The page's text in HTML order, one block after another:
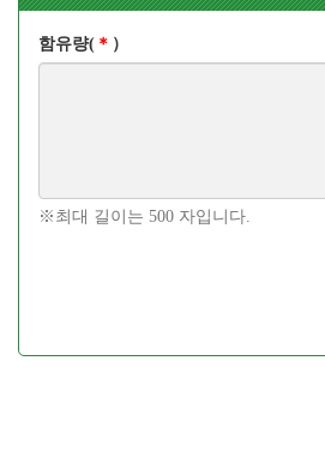
함유량( ＊ ）
※최대 길이는 500 자입니다.